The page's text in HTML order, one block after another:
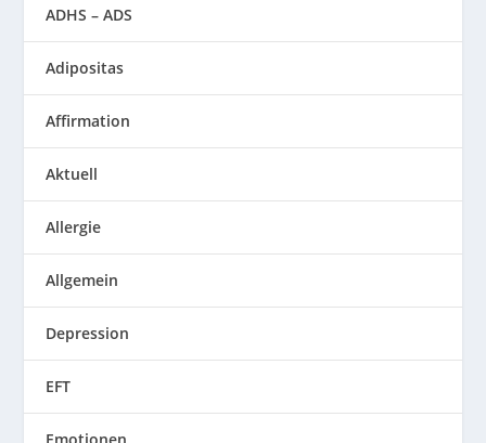
ADHS – ADS
Adipositas
Affirmation
Aktuell
Allergie
Allgemein
Depression
EFT